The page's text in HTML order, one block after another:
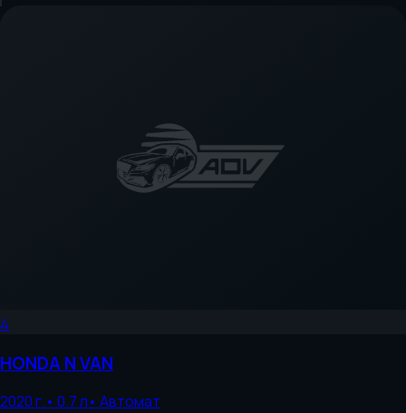
4
HONDAN VAN
2020г.• 0.7л• Автомат